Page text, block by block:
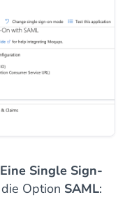
Eine Single Sign-
die Option SAML: